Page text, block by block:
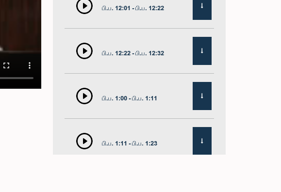
பி.ப. 12:01 - பி.ப. 12:22
பி.ப. 12:22 - பி.ப. 12:32
பி.ப. 1:00 - பி.ப. 1:11
பி.ப. 1:11 - பி.ப. 1:23